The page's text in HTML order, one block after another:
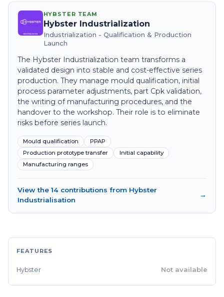
HYBSTER TEAM
Hybster Industrialization
Industrialization - Qualification & Production
Launch
The Hybster Industrialization team transforms a
validated design into stable and cost-effective series
production. They manage mould qualification, initial
process parameter adjustments, part Cpk validation,
the writing of manufacturing procedures, and the
handover to the workshop. Their role is to eliminate
risks before series launch.
Mould qualification
PPAP
Production prototype transfer
Initial capability
Manufacturing ranges
View the 14 contributions from Hybster
Industrialisation
→
FEATURES
Hybster Not available